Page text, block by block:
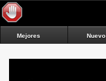
Mejores Nuevo